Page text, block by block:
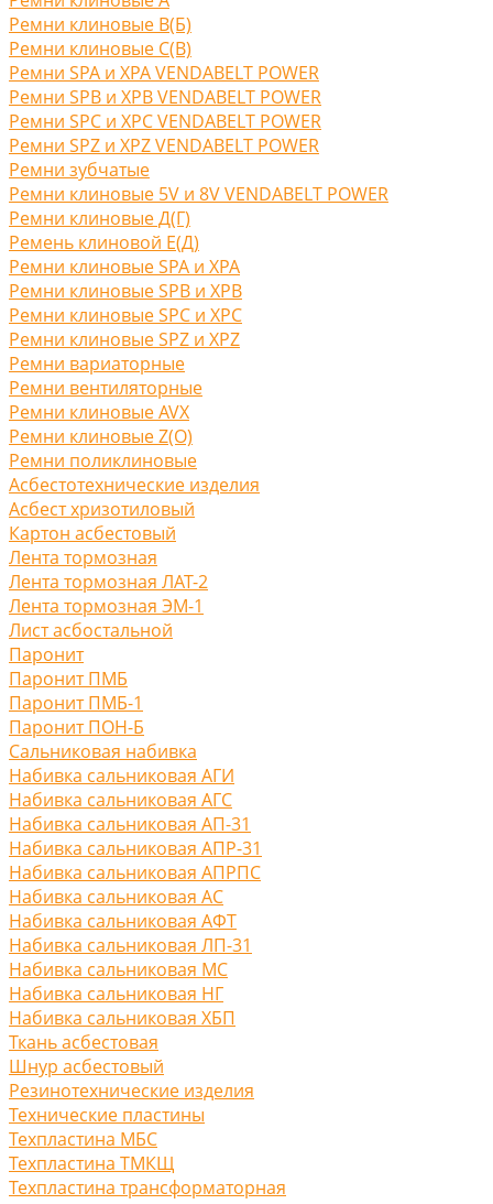
Ремни клиновые В(Б)
Ремни клиновые С(B)
Ремни SPA и XPA VENDABELT POWER
Ремни SPB и XPB VENDABELT POWER
Ремни SPC и XPC VENDABELT POWER
Ремни SPZ и XPZ VENDABELT POWER
Ремни зубчатые
Ремни клиновые 5V и 8V VENDABELT POWER
Ремни клиновые Д(Г)
Ремень клиновой Е(Д)
Ремни клиновые SPA и XPA
Ремни клиновые SPB и XPB
Ремни клиновые SPC и XPC
Ремни клиновые SPZ и XPZ
Ремни вариаторные
Ремни вентиляторные
Ремни клиновые AVX
Ремни клиновые Z(O)
Ремни поликлиновые
Асбестотехнические изделия
Асбест хризотиловый
Картон асбестовый
Лента тормозная
Лента тормозная ЛАТ-2
Лента тормозная ЭМ-1
Лист асбостальной
Паронит
Паронит ПМБ
Паронит ПМБ-1
Паронит ПОН-Б
Сальниковая набивка
Набивка сальниковая АГИ
Набивка сальниковая АГС
Набивка сальниковая АП-31
Набивка сальниковая АПР-31
Набивка сальниковая АПРПС
Набивка сальниковая АС
Набивка сальниковая АФТ
Набивка сальниковая ЛП-31
Набивка сальниковая МС
Набивка сальниковая НГ
Набивка сальниковая ХБП
Ткань асбестовая
Шнур асбестовый
Резинотехнические изделия
Технические пластины
Техпластина МБС
Техпластина ТМКЩ
Техпластина трансформаторная